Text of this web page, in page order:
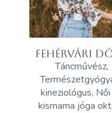
FEHÉRVÁRI
Táncművész,
kineziológus,
kismama jóga